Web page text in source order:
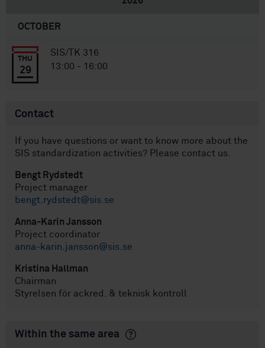
OCTOBER
THU
29
SIS/TK 316
13:00 - 16:00
Contact
If you have questions or want to know more about the
SIS standardization activities? Please contact us.
Bengt Rydstedt
Project manager
bengt.rydstedt@sis.se
Anna-Karin Jansson
Project coordinator
anna-karin.jansson@sis.se
Kristina Hallman
Chairman
Styrelsen för ackred. & teknisk kontroll
Within the same area